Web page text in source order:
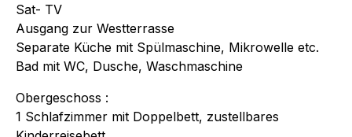
Sat- TV
Ausgang zur Westterrasse
Separate Küche mit Spülmaschine, Mikrowelle etc.
Bad mit WC, Dusche, Waschmaschine
Obergeschoss :
1 Schlafzimmer mit Doppelbett, zustellbares